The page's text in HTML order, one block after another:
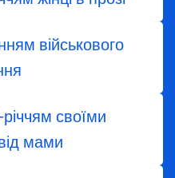
військового
своїми
мами